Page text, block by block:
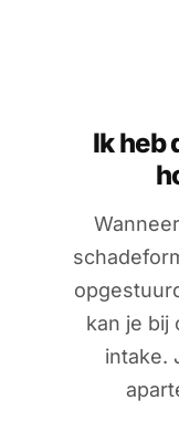
Ik heb
kan je bij
intake.